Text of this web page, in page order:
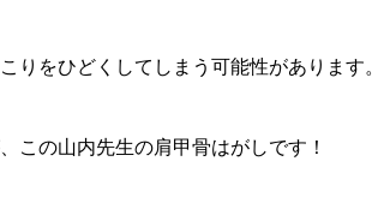
りをひどくしてしまう可能性があります。
この山内先生の肩甲骨はがしです！